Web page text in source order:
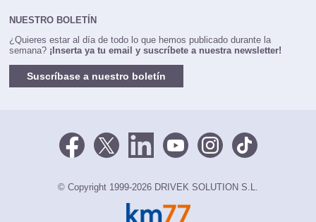
NUESTRO BOLETÍN
¿Quieres estar al día de todo lo que hemos publicado durante la
semana? ¡Inserta ya tu email y suscríbete a nuestra newsletter!
Suscríbase a nuestro boletín
© Copyright 1999-2026 DRIVEK SOLUTION S.L.